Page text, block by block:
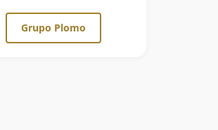
Grupo Plomo